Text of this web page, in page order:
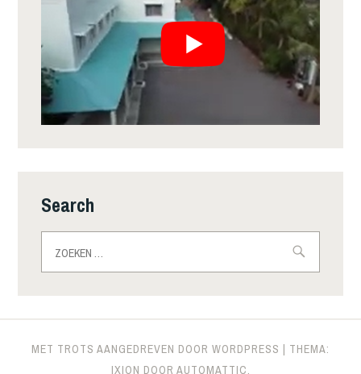
Search
naar:
MET TROTS AANGEDREVEN DOOR WORDPRESS | THEMA:
IXION DOOR AUTOMATTIC.